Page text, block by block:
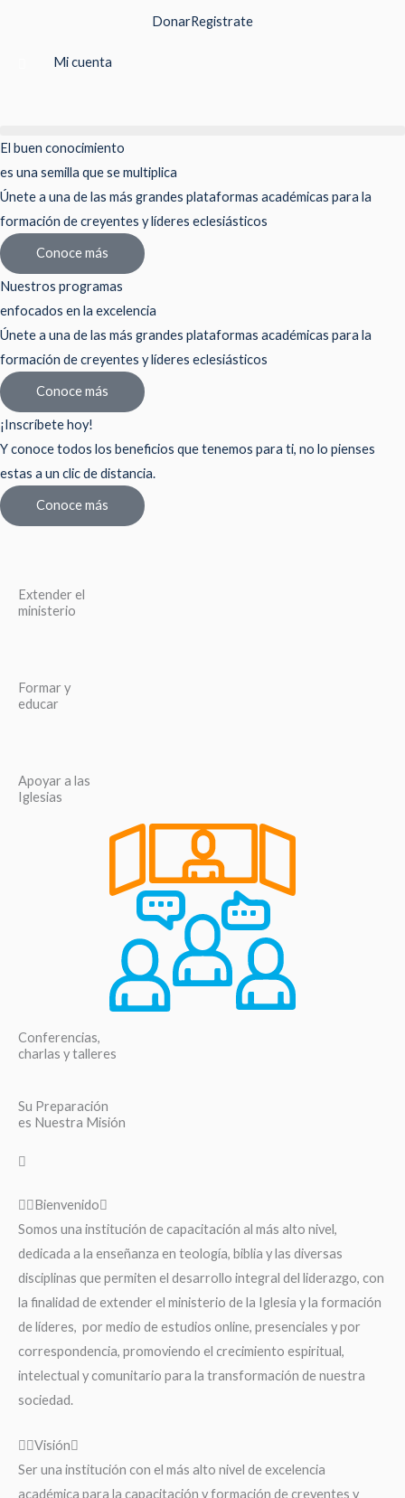
contenido
DonarRegistrate
Mi cuenta
El buen conocimiento
es una semilla que se multiplica
Únete a una de las más grandes plataformas académicas para la
formación de creyentes y líderes eclesiásticos
Conoce más
Nuestros programas
enfocados en la excelencia
Únete a una de las más grandes plataformas académicas para la
formación de creyentes y líderes eclesiásticos
Conoce más
¡Inscríbete hoy!
Y conoce todos los beneficios que tenemos para ti, no lo pienses
estas a un clic de distancia.
Conoce más
Extender el
ministerio
Formar y
educar
Apoyar a las
Iglesias
Conferencias,
charlas y talleres
Su Preparación
es Nuestra Misión
Bienvenido
Somos una institución de capacitación al más alto nivel,
dedicada a la enseñanza en teología, biblia y las diversas
disciplinas que permiten el desarrollo integral del liderazgo, con
la finalidad de extender el ministerio de la Iglesia y la formación
de líderes, por medio de estudios online, presenciales y por
correspondencia, promoviendo el crecimiento espiritual,
intelectual y comunitario para la transformación de nuestra
sociedad.
Visión
Ser una institución con el más alto nivel de excelencia
académica para la capacitación y formación de creyentes y